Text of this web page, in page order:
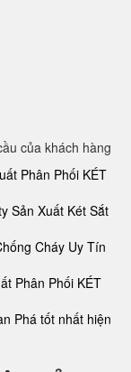
của khách hàng
Phân Phối KÉT
Sản Xuất Két Sắt
Cháy Uy Tín
Phân Phối KÉT
Phá tốt nhất hiện